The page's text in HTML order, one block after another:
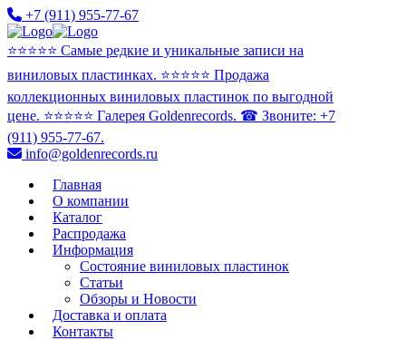
+7 (911) 955-77-67
⭐️⭐️⭐️⭐️⭐️ Самые редкие и уникальные записи на
виниловых пластинках. ⭐️⭐️⭐️⭐️⭐️ Продажа
коллекционных виниловых пластинок по выгодной
цене. ⭐️⭐️⭐️⭐️⭐️ Галерея Goldenrecords. ☎ Звоните: +7
(911) 955-77-67.
info@goldenrecords.ru
Главная
О компании
Каталог
Распродажа
Информация
Состояние виниловых пластинок
Статьи
Обзоры и Новости
Доставка и оплата
Контакты